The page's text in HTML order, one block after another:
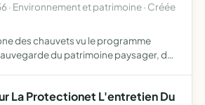
· Environnement et patrimoine · Créée
des chauvets vu le programme
du patrimoine paysager, de
La Protectionet L'entretien Du